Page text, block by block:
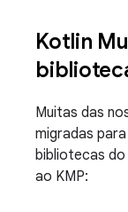
Kotlin
Muitas das
migradas
bibliotecas
ao KMP: